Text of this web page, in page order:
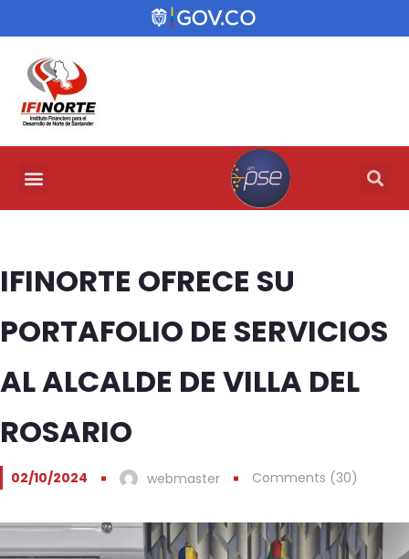
IFINORTE OFRECE SU
PORTAFOLIO DE SERVICIOS
AL ALCALDE DE VILLA DEL
ROSARIO
02/10/2024 webmaster Comments (30)